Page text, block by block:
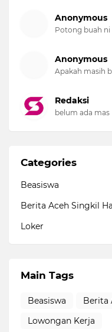
Anonymous
Potong buah
Anonymous
Apakah masih
Redaksi
belum ada mas
Categories
Beasiswa
Berita Aceh Singkil
Loker
Main Tags
Beasiswa
Berita
Lowongan Kerja